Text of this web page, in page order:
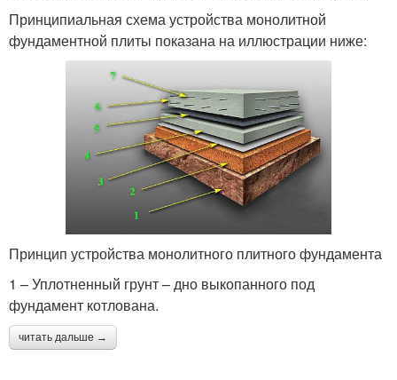
Принципиальная схема устройства монолитной
фундаментной плиты показана на иллюстрации ниже:
Принцип устройства монолитного плитного фундамента
1 – Уплотненный грунт – дно выкопанного под
фундамент котлована.
читать дальше →